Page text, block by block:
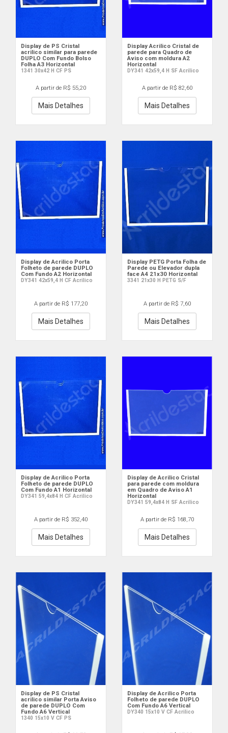
Display de PS Cristal
acrilico similar para parede
DUPLO Com Fundo Bolso
Folha A3 Horizontal
1341 30x42 H CF PS
A partir de R$ 55,20
Mais Detalhes
Display Acrilico Cristal de
parede para Quadro de
Aviso com moldura A2
Horizontal
DY341 42x59,4 H SF Acrilico
A partir de R$ 82,60
Mais Detalhes
Display de Acrilico Porta
Folheto de parede DUPLO
Com Fundo A2 Horizontal
DY341 42x59,4 H CF Acrilico
A partir de R$ 177,20
Mais Detalhes
Display PETG Porta Folha de
Parede ou Elevador dupla
face A4 21x30 Horizontal
3341 21x30 H PETG S/F
A partir de R$ 7,60
Mais Detalhes
Display de Acrilico Porta
Folheto de parede DUPLO
Com Fundo A1 Horizontal
DY341 59,4x84 H CF Acrilico
A partir de R$ 352,40
Mais Detalhes
Display de Acrilico Cristal
para parede com moldura
em Quadro de Aviso A1
Horizontal
DY341 59,4x84 H SF Acrilico
A partir de R$ 168,70
Mais Detalhes
Display de PS Cristal
acrilico similar Porta Aviso
de parede DUPLO Com
Fundo A6 Vertical
1340 15x10 V CF PS
Display de Acrilico Porta
Folheto de parede DUPLO
Com Fundo A6 Vertical
DY340 15x10 V CF Acrilico